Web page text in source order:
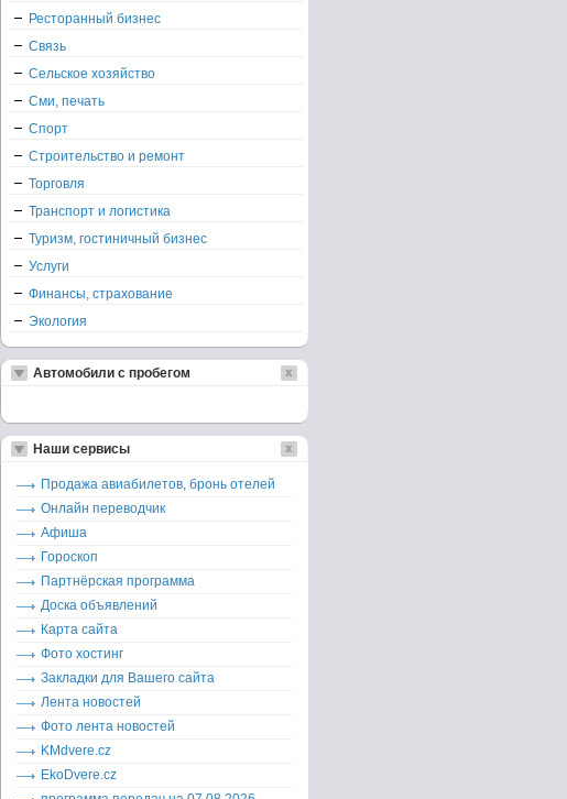
Ресторанный бизнес
Связь
Сельское хозяйство
Сми, печать
Спорт
Строительство и ремонт
Торговля
Транспорт и логистика
Туризм, гостиничный бизнес
Услуги
Финансы, страхование
Экология
Автомобили с пробегом
Наши сервисы
Продажа авиабилетов, бронь отелей
Онлайн переводчик
Афиша
Гороскоп
Партнёрская программа
Доска объявлений
Карта сайта
Фото хостинг
Закладки для Вашего сайта
Лента новостей
Фото лента новостей
KMdvere.cz
EkoDvere.cz